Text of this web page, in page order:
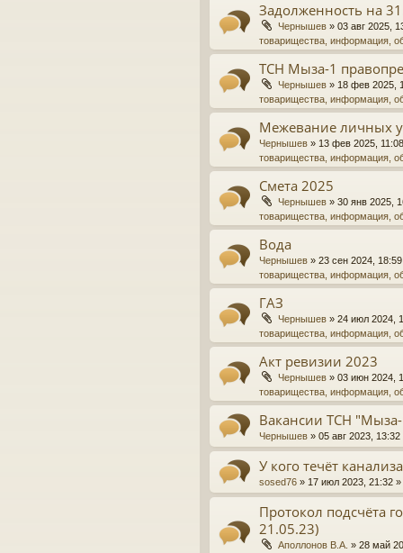
Задолженность на
Чернышев » 03 авг 2025,
товарищества, информация,
ТСН Мыза-1
Чернышев » 18 фев 2025,
товарищества, информация,
Межевание личных
Чернышев » 13 фев 2025, 11:08
товарищества, информация,
Смета 2025
Чернышев » 30 янв 2025,
товарищества, информация,
Вода
Чернышев » 23 сен 2024, 18:59
товарищества, информация,
ГАЗ
Чернышев » 24 июл 2024,
товарищества, информация,
Акт ревизии 2023
Чернышев » 03 июн 2024,
товарищества, информация,
Вакансии ТСН
Чернышев » 05 авг 2023, 13:32
У кого течёт
sosed76 » 17 июл 2023, 21:32
Протокол подсчёта
21.05.23)
Аполлонов В.А. » 28 май